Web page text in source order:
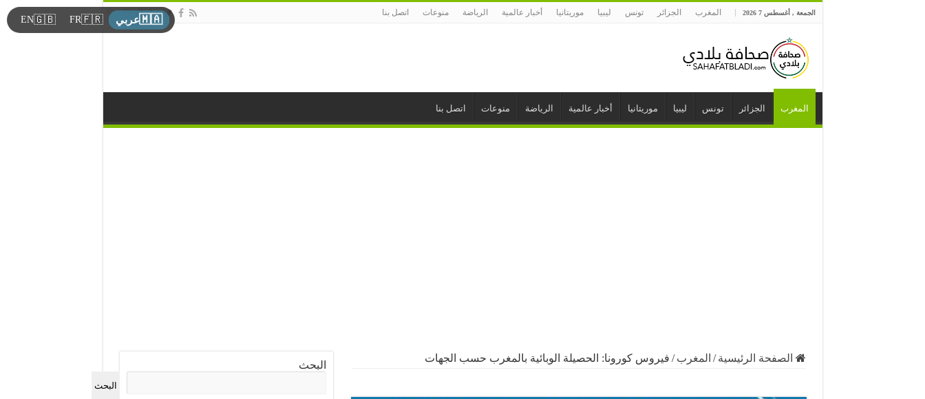
الجمعة , أغسطس 7 2026 المغرب الجزائر تونس ليبيا موريتانيا أخبار عالمية الرياضة منوعات اتصل بنا
المغرب الجزائر تونس ليبيا موريتانيا أخبار عالمية الرياضة منوعات اتصل بنا
الصفحة الرئيسية / المغرب / فيروس كورونا: الحصيلة الوبائية بالمغرب حسب الجهات
البحث
البحث
🇲🇦عربي 🇫🇷
FR
🇬🇧
EN